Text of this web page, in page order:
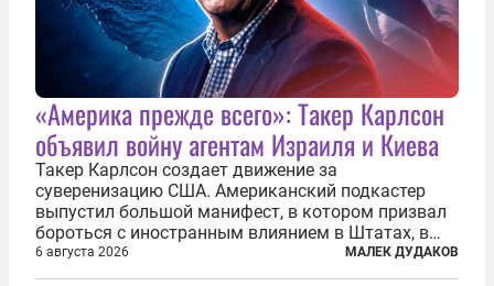
«Америка прежде всего»: Такер Карлсон
объявил войну агентам Израиля и Киева
Такер Карлсон создает движение за
суверенизацию США. Американский подкастер
выпустил большой манифест, в котором призвал
бороться с иностранным влиянием в Штатах, в
первую очередь имея в виду Израиль. А также
прекратить заморские войны, выплатить
6 августа 2026 МАЛЕК ДУДАКОВ